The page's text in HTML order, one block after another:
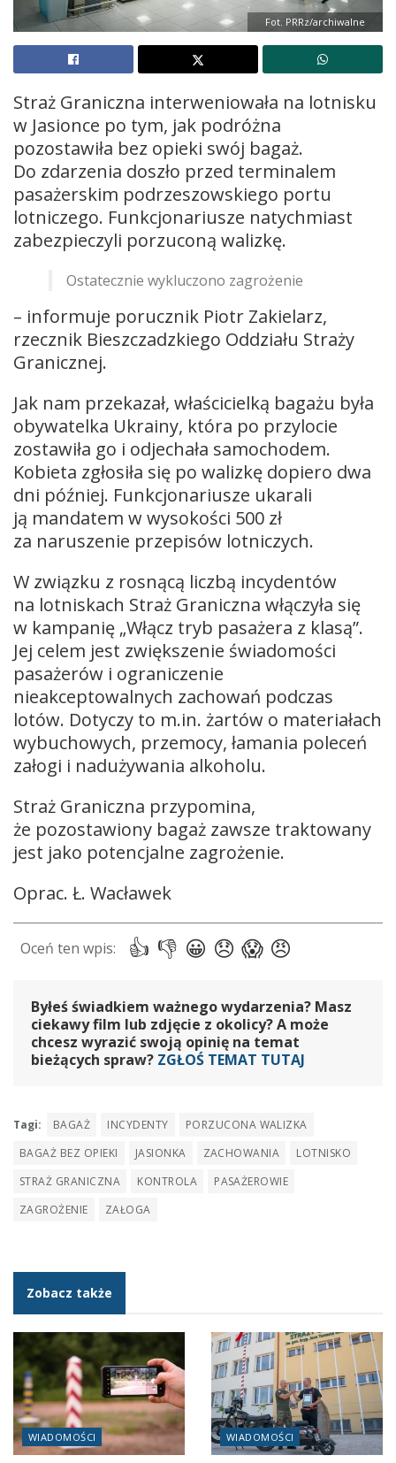
Fot. PRRz/archiwalne
Straż Graniczna interweniowała na lotnisku
w Jasionce po tym, jak podróżna
pozostawiła bez opieki swój bagaż.
Do zdarzenia doszło przed terminalem
pasażerskim podrzeszowskiego portu
lotniczego. Funkcjonariusze natychmiast
zabezpieczyli porzuconą walizkę.
Ostatecznie wykluczono zagrożenie
– informuje porucznik Piotr Zakielarz,
rzecznik Bieszczadzkiego Oddziału Straży
Granicznej.
Jak nam przekazał, właścicielką bagażu była
obywatelka Ukrainy, która po przylocie
zostawiła go i odjechała samochodem.
Kobieta zgłosiła się po walizkę dopiero dwa
dni później. Funkcjonariusze ukarali
ją mandatem w wysokości 500 zł
za naruszenie przepisów lotniczych.
W związku z rosnącą liczbą incydentów
na lotniskach Straż Graniczna włączyła się
w kampanię „Włącz tryb pasażera z klasą”.
Jej celem jest zwiększenie świadomości
pasażerów i ograniczenie
nieakceptowalnych zachowań podczas
lotów. Dotyczy to m.in. żartów o materiałach
wybuchowych, przemocy, łamania poleceń
załogi i nadużywania alkoholu.
Straż Graniczna przypomina,
że pozostawiony bagaż zawsze traktowany
jest jako potencjalne zagrożenie.
Oprac. Ł. Wacławek
Byłeś świadkiem ważnego wydarzenia? Masz
ciekawy film lub zdjęcie z okolicy? A może
chcesz wyrazić swoją opinię na temat
bieżących spraw? ZGŁOŚ TEMAT TUTAJ
Tagi: BAGAŻ INCYDENTY
PORZUCONA WALIZKA
BAGAŻ BEZ OPIEKI
JASIONKA ZACHOWANIA
LOTNISKO
STRAŻ GRANICZNA
KONTROLA
PASAŻEROWIE
ZAGROŻENIE
ZAŁOGA
Zobacz także
WIADOMOŚCI WIADOMOŚCI